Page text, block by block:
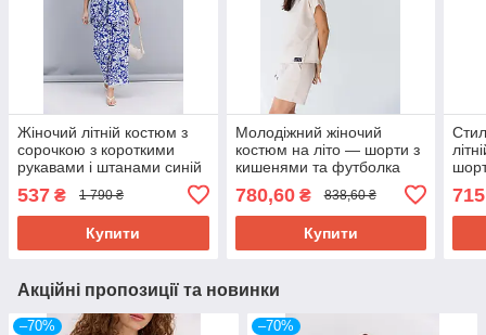
Жіночий літній костюм з
сорочкою з короткими
рукавами і штанами синій
537 ₴ 1 790 ₴
Купити
Молодіжний жіночий
костюм на літо — шорти з
кишенями та футболка
780,60₴ 838,60 ₴
Купити
Акційні пропозиції та новинки
–70% –70%